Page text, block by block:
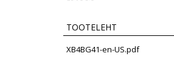
TOOTELEHT
XB4BG41-en-US.pdf